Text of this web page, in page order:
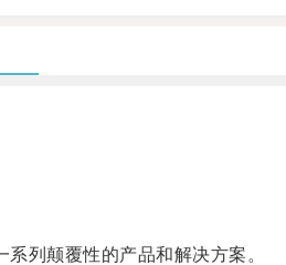
列颠覆性的产品和解决方案。